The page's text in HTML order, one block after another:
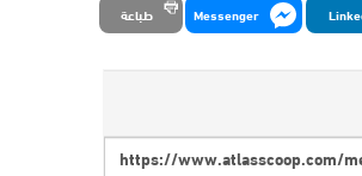
Messenger طباعة